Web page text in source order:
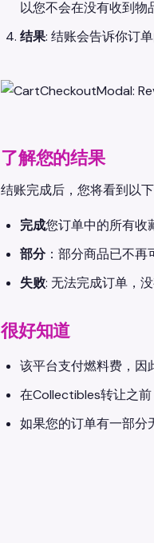
以您不会在没有收到物
结果: 结账会告诉你订单
了解您的结果
结账完成后，您将看到以
完成您订单中的所有收
部分：部分商品已不再
失败: 无法完成订单，
很好知道
该平台支付燃料费，因
在Collectibles转让之前
如果您的订单有一部分